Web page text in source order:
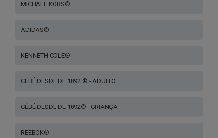
MICHAEL KORS®
ADIDAS®
KENNETH COLE®
CÉBÉ DESDE DE 1892 ® - ADULTO
CÉBÉ DESDE DE 1892® - CRIANÇA
REEBOK®